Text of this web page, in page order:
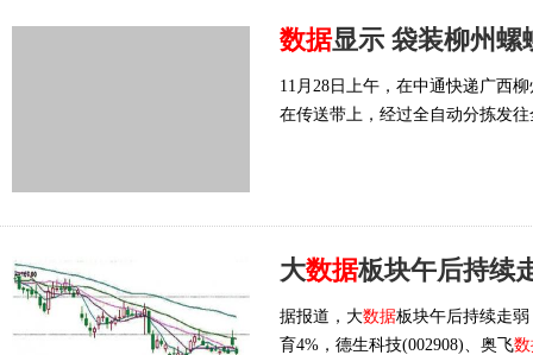
数据显示 袋装柳州螺
11月28日上午，在中通快递广西
在传送带上，经过全自动分拣发
大数据板块午后持续
据报道，大数据板块午后持续走弱
育4%，德生科技(002908)、奥飞